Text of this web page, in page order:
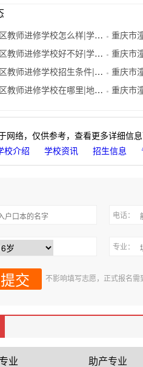
师进修学校怎么样|学校如何 ● 重庆市潼
师进修学校好不好|学校简介 ● 重庆市
师进修学校招生条件|招生要求 ● 重庆市
师进修学校在哪里|地址在哪里 ● 重庆市
网络，仅供参考，查看更多详细信息
校介绍 学校资讯 招生信息
电话：
专业：
不影响填写志愿，正式报名需
业 助产专业